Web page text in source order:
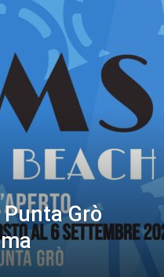
Grò